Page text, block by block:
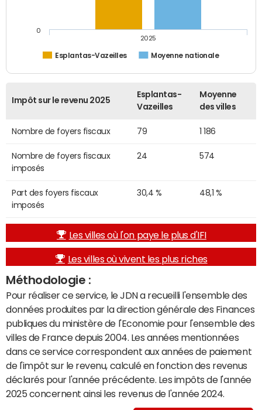
Esplantas-Vazeilles Moyenne nationale
2025
0
Impôt sur le revenu 2025
Esplantas-
Vazeilles
Moyenne
des villes
Nombre de foyers fiscaux 79 1 186
Nombre de foyers fiscaux
imposés
24 574
Part des foyers fiscaux
imposés
30,4 % 48,1 %
Les villes où l'on paye le plus d'IFI
Les villes où vivent les plus riches
Méthodologie :
Pour réaliser ce service, le JDN a recueilli l'ensemble des
données produites par la direction générale des Finances
publiques du ministère de l'Economie pour l'ensemble des
villes de France depuis 2004. Les années mentionnées
dans ce service correspondent aux années de paiement
de l'impôt sur le revenu, calculé en fonction des revenus
déclarés pour l'année précédente. Les impôts de l'année
2025 concernent ainsi les revenus de l'année 2024.